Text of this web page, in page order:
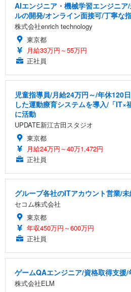
AIエンジニア・機械学習エンジニ
ルの開発/オンライン面接可/丁寧な
株式会社enrich technology
東京都
月給33万円～55万円
正社員
児童指導員/月給24万円～/年休120
した運動療育システムを導入/「IT×
に活動
UPDATE新江古田スタジオ
東京都
月給24万円～40万1,472円
正社員
グループ各社のITアカウント営業/
セコム株式会社
東京都
年収450万円～600万円
正社員
ゲームQAエンジニア/資格取得支援
株式会社ELM